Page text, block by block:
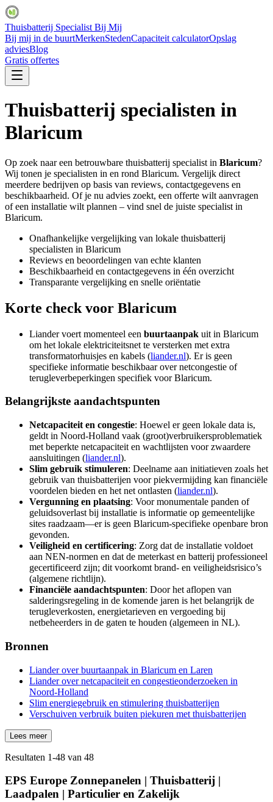
Thuisbatterij Specialist Bij Mij
Bij mij in de buurtMerkenStedenCapaciteit calculatorOpslag
adviesBlog
Gratis offertes
Thuisbatterij specialisten in
Blaricum
Op zoek naar een betrouwbare thuisbatterij specialist in Blaricum?
Wij tonen je specialisten in en rond Blaricum. Vergelijk direct
meerdere bedrijven op basis van reviews, contactgegevens en
beschikbaarheid. Of je nu advies zoekt, een offerte wilt aanvragen
of een installatie wilt plannen – vind snel de juiste specialist in
Blaricum.
Onafhankelijke vergelijking van lokale thuisbatterij
specialisten in Blaricum
Reviews en beoordelingen van echte klanten
Beschikbaarheid en contactgegevens in één overzicht
Transparante vergelijking en snelle oriëntatie
Korte check voor Blaricum
Liander voert momenteel een buurtaanpak uit in Blaricum
om het lokale elektriciteitsnet te versterken met extra
transformatorhuisjes en kabels (liander.nl). Er is geen
specifieke informatie beschikbaar over netcongestie of
terugleverbeperkingen specifiek voor Blaricum.
Belangrijkste aandachtspunten
Netcapaciteit en congestie: Hoewel er geen lokale data is,
geldt in Noord‑Holland vaak (groot)verbruikersproblematiek
met beperkte netcapaciteit en wachtlijsten voor zwaardere
aansluitingen (liander.nl).
Slim gebruik stimuleren: Deelname aan initiatieven zoals het
gebruik van thuisbatterijen voor piekvermijding kan financiële
voordelen bieden en het net ontlasten (liander.nl).
Vergunning en plaatsing: Voor monumentale panden of
geluidsoverlast bij installatie is informatie op gemeentelijke
sites raadzaam—er is geen Blaricum-specifieke openbare bron
gevonden.
Veiligheid en certificering: Zorg dat de installatie voldoet
aan NEN‑normen en dat de meterkast en batterij professioneel
gecertificeerd zijn; dit voorkomt brand- en veiligheidsrisico’s
(algemene richtlijn).
Financiële aandachtspunten: Door het aflopen van
salderingsregeling in de komende jaren is het belangrijk de
terugleverkosten, energietarieven en vergoeding bij
netbeheerders in de gaten te houden (algemeen in NL).
Bronnen
Liander over buurtaanpak in Blaricum en Laren
Liander over netcapaciteit en congestieonderzoeken in
Noord‑Holland
Slim energiegebruik en stimulering thuisbatterijen
Verschuiven verbruik buiten piekuren met thuisbatterijen
Lees meer
Resultaten 1-48 van 48
EPS Europe Zonnepanelen | Thuisbatterij |
Laadpalen | Particulier en Zakelijk